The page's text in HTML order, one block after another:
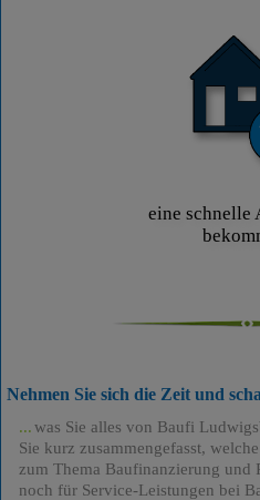
eine schnelle
Nehmen Sie sich die Zeit und
was Sie alles von Baufi
Sie kurz zusammengefasst,
zum Thema Baufinanzierung und
noch für Service-Leistungen bei